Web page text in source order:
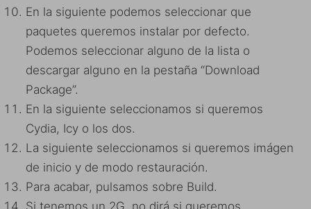
En la siguiente podemos seleccionar que
paquetes queremos instalar por defecto.
Podemos seleccionar alguno de la lista o
descargar alguno en la pestaña “Download
Package”.
En la siguiente seleccionamos si queremos
Cydia, Icy o los dos.
La siguiente seleccionamos si queremos imágen
de inicio y de modo restauración.
Para acabar, pulsamos sobre Build.
Si tenemos un 2G, no dirá si queremos